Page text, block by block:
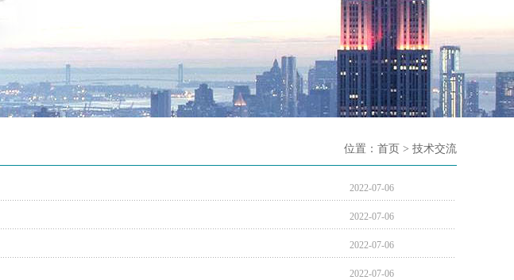
位置： 首页 > 技术交流
2022-07-06
2022-07-06
2022-07-06
2022-07-06